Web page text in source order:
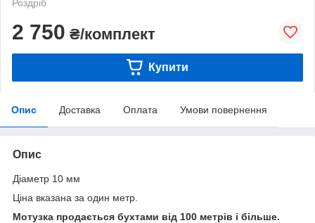
Роздріб
2 750 ₴/комплект
Купити
Опис Доставка Оплата Умови повернення
Опис
Діаметр 10 мм
Ціна вказана за один метр.
Мотузка продається бухтами від 100 метрів і більше.